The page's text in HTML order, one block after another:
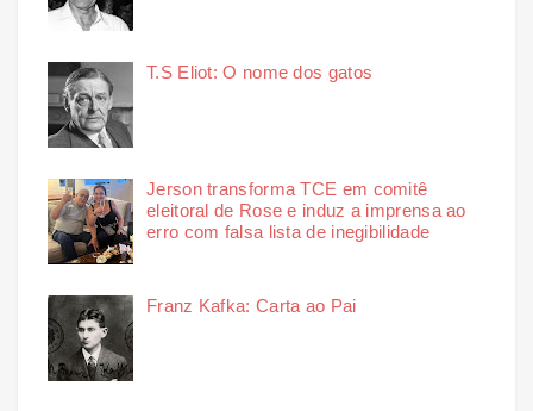
T.S Eliot: O nome dos gatos
Jerson transforma TCE em comitê
eleitoral de Rose e induz a imprensa ao
erro com falsa lista de inegibilidade
Franz Kafka: Carta ao Pai